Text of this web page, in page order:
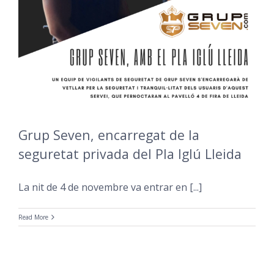
Grup Seven, encarregat de la
seguretat privada del Pla Iglú Lleida
La nit de 4 de novembre va entrar en [...]
Read More